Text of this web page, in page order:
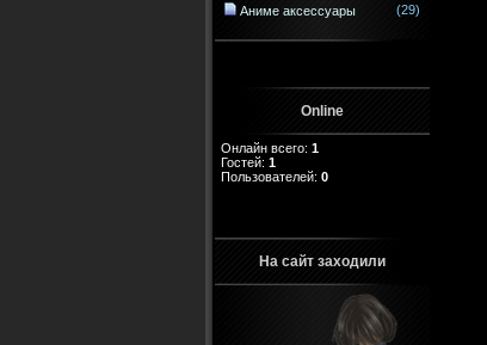
Аниме аксессуары (29)
Online
Онлайн всего: 1
Гостей: 1
Пользователей: 0
На сайт заходили